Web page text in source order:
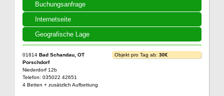
Buchungsanfrage
Internetseite
Geografische Lage
01814 Bad Schandau, OT
Porschdorf
Niederdorf 12b
Telefon: 035022 42651
4 Betten + zusätzlich Aufbettung
Objekt pro Tag ab: 30€